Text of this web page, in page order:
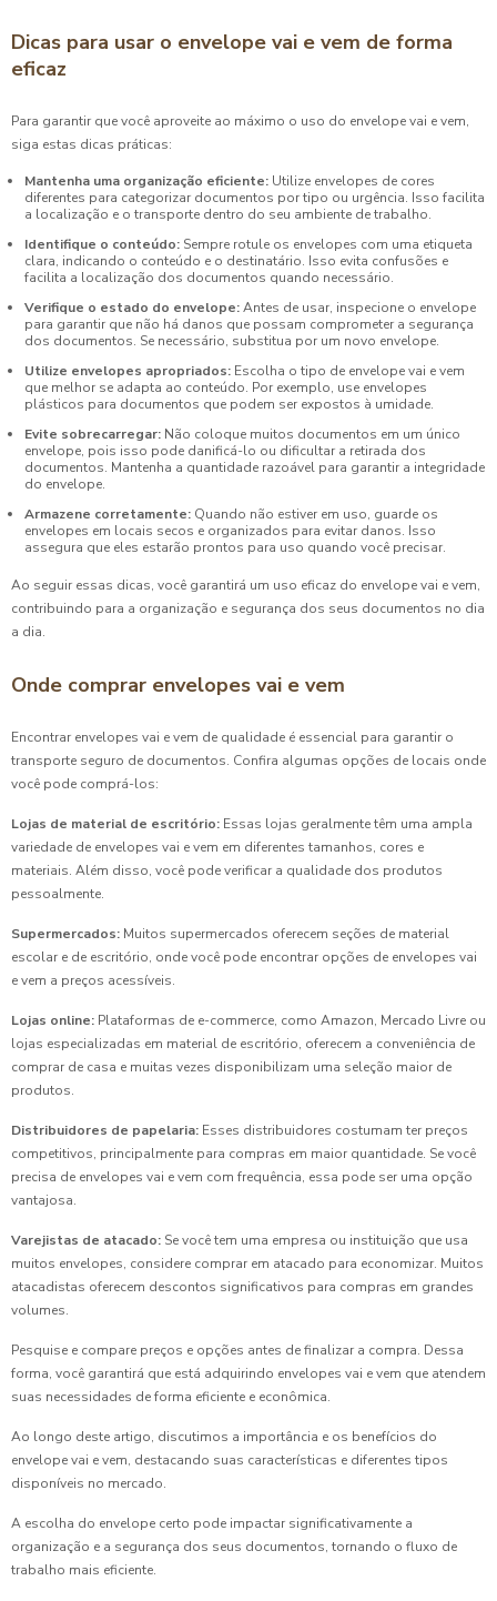
Dicas para usar o envelope vai e vem de forma
eficaz
Para garantir que você aproveite ao máximo o uso do envelope vai e vem,
siga estas dicas práticas:
Mantenha uma organização eficiente: Utilize envelopes de cores
diferentes para categorizar documentos por tipo ou urgência. Isso facilita
a localização e o transporte dentro do seu ambiente de trabalho.
Identifique o conteúdo: Sempre rotule os envelopes com uma etiqueta
clara, indicando o conteúdo e o destinatário. Isso evita confusões e
facilita a localização dos documentos quando necessário.
Verifique o estado do envelope:Antes de usar, inspecione o envelope
para garantir que não há danos que possam comprometer a segurança
dos documentos. Se necessário, substitua por um novo envelope.
Utilize envelopes apropriados: Escolha o tipo de envelope vai e vem
que melhor se adapta ao conteúdo. Por exemplo, use envelopes
plásticos para documentos que podem ser expostos à umidade.
Evite sobrecarregar: Não coloque muitos documentos em um único
envelope, pois isso pode danificá-lo ou dificultar a retirada dos
documentos. Mantenha a quantidade razoável para garantir a integridade
do envelope.
Armazene corretamente: Quando não estiver em uso, guarde os
envelopes em locais secos e organizados para evitar danos. Isso
assegura que eles estarão prontos para uso quando você precisar.
Ao seguir essas dicas, você garantirá um uso eficaz do envelope vai e vem,
contribuindo para a organização e segurança dos seus documentos no dia
a dia.
Onde comprar envelopes vai e vem
Encontrar envelopes vai e vem de qualidade é essencial para garantir o
transporte seguro de documentos. Confira algumas opções de locais onde
você pode comprá-los:
Lojas de material de escritório: Essas lojas geralmente têm uma ampla
variedade de envelopes vai e vem em diferentes tamanhos, cores e
materiais. Além disso, você pode verificar a qualidade dos produtos
pessoalmente.
Supermercados: Muitos supermercados oferecem seções de material
escolar e de escritório, onde você pode encontrar opções de envelopes vai
e vem a preços acessíveis.
Lojas online: Plataformas de e-commerce, como Amazon, Mercado Livre ou
lojas especializadas em material de escritório, oferecem a conveniência de
comprar de casa e muitas vezes disponibilizam uma seleção maior de
produtos.
Distribuidores de papelaria: Esses distribuidores costumam ter preços
competitivos, principalmente para compras em maior quantidade. Se você
precisa de envelopes vai e vem com frequência, essa pode ser uma opção
vantajosa.
Varejistas de atacado: Se você tem uma empresa ou instituição que usa
muitos envelopes, considere comprar em atacado para economizar. Muitos
atacadistas oferecem descontos significativos para compras em grandes
volumes.
Pesquise e compare preços e opções antes de finalizar a compra. Dessa
forma, você garantirá que está adquirindo envelopes vai e vem que atendem
suas necessidades de forma eficiente e econômica.
Ao longo deste artigo, discutimos a importância e os benefícios do
envelope vai e vem, destacando suas características e diferentes tipos
disponíveis no mercado.
A escolha do envelope certo pode impactar significativamente a
organização e a segurança dos seus documentos, tornando o fluxo de
trabalho mais eficiente.